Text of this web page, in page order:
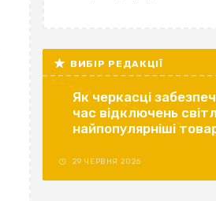
ВИБІР РЕДАКЦІЇ
Як черкасці
час відключень
найпопулярніші
29 ЧЕРВНЯ 2026